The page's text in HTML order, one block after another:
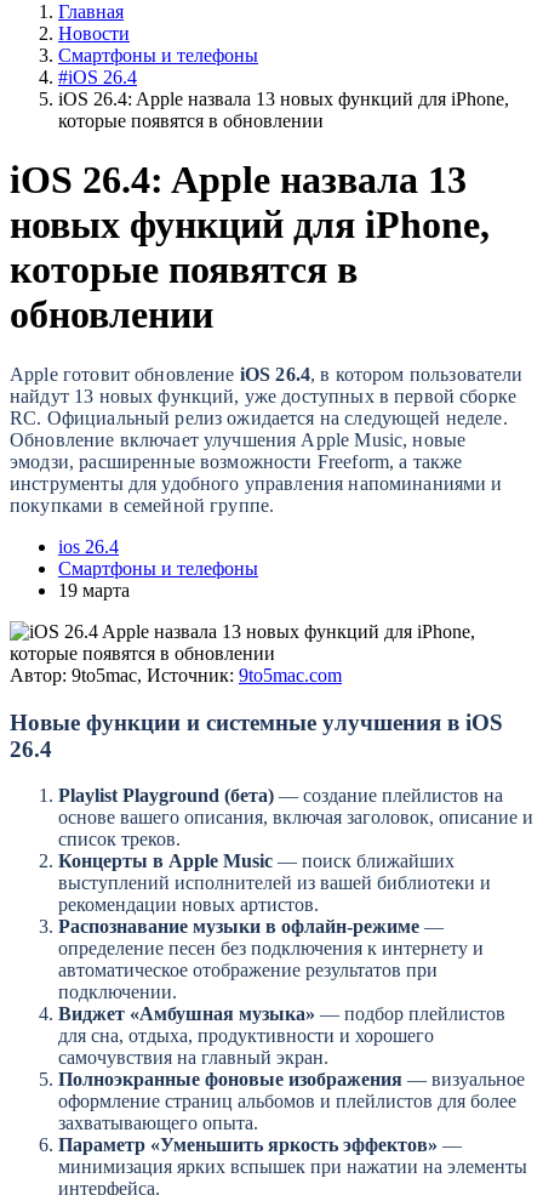
Главная
Новости
Смартфоны и телефоны
#iOS 26.4
iOS 26.4: Apple назвала 13 новых функций для iPhone,
которые появятся в обновлении
iOS 26.4: Apple назвала 13
новых функций для iPhone,
которые появятся в
обновлении
Apple готовит обновление iOS 26.4, в котором пользователи
найдут 13 новых функций, уже доступных в первой сборке
RC. Официальный релиз ожидается на следующей неделе.
Обновление включает улучшения Apple Music, новые
эмодзи, расширенные возможности Freeform, а также
инструменты для удобного управления напоминаниями и
покупками в семейной группе.
ios 26.4
Смартфоны и телефоны
19 марта
Автор: 9to5mac, Источник: 9to5mac.com
Новые функции и системные улучшения в iOS
26.4
Playlist Playground (бета) — создание плейлистов на
основе вашего описания, включая заголовок, описание и
список треков.
Концерты в Apple Music — поиск ближайших
выступлений исполнителей из вашей библиотеки и
рекомендации новых артистов.
Распознавание музыки в офлайн-режиме —
определение песен без подключения к интернету и
автоматическое отображение результатов при
подключении.
Виджет «Амбушная музыка» — подбор плейлистов
для сна, отдыха, продуктивности и хорошего
самочувствия на главный экран.
Полноэкранные фоновые изображения — визуальное
оформление страниц альбомов и плейлистов для более
захватывающего опыта.
Параметр «Уменьшить яркость эффектов» —
минимизация ярких вспышек при нажатии на элементы
интерфейса.